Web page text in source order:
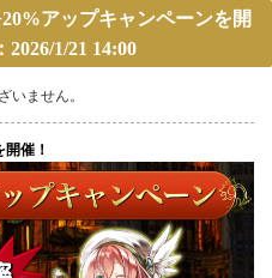
アップキャンペーンを開
1/21 14:00
いません。
催！